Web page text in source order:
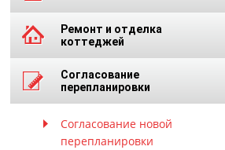
Ремонт и отделка
коттеджей
Согласование
перепланировки
Согласование новой
перепланировки